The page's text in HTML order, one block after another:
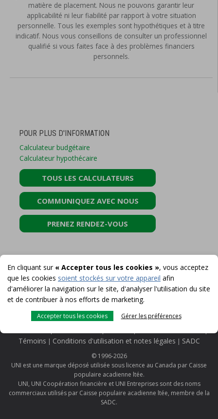
En cliquant sur « Accepter tous les cookies », vous acceptez
que les cookies soient stockés sur votre appareil afin
d'améliorer la navigation sur le site, d'analyser l'utilisation du site
et de contribuer à nos efforts de marketing.
Accepter tous les cookies Gérer les préférences
matière de placement. Nous ne pouvons garantir leur
applicabilité ni leur fiabilité par rapport à votre situation
personnelle. Tous les exemples sont hypothétiques et à titre
indicatif. Nous vous conseillons de consulter un professionnel
qualifié si vous faites face à des problèmes financiers
personnels.
POUR PLUS D'INFORMATION
Calculateur budgétaire
Calculateur hypothécaire
TOUS LES CALCULATEURS
COMMUNIQUEZ AVEC NOUS
PRENEZ RENDEZ-VOUS
Témoins | Conditions d'utilisation et notes légales | SADC
© 1996-2026
UNI est une marque déposé utilisée sous licence au Canada par Caisse
populaire acadienne ltée.
UNI, UNI Coopération financière et UNI Entreprises sont des noms
commerciaux utilisés par Caisse populaire acadienne ltée, membre de la
SADC.